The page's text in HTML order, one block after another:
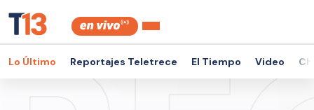
Lo Último Reportajes Teletrece El Tiempo Video